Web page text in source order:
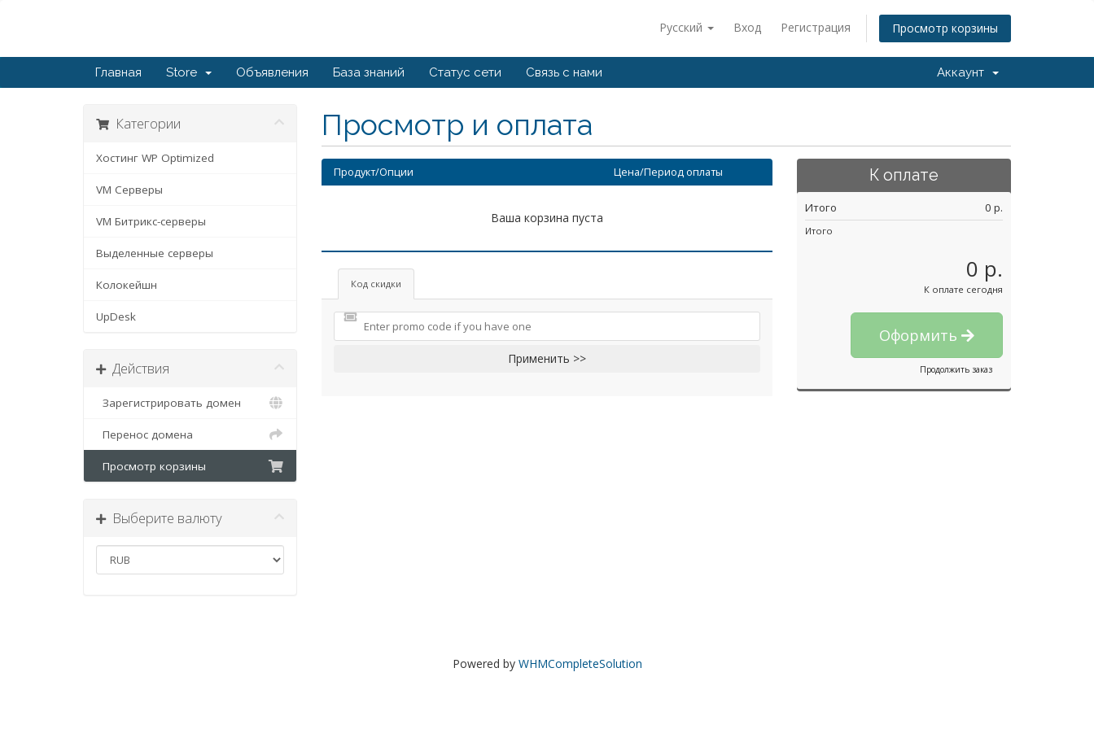
Русский Вход Регистрация Просмотр корзины
Главная Store Объявления База знаний Статус сети Связь с нами Аккаунт
Просмотр и оплата
Категории
Хостинг WP Optimized
VM Серверы
VM Битрикс-серверы
Выделенные серверы
Колокейшн
UpDesk
Действия
Зарегистрировать домен
Перенос домена
Просмотр корзины
Выберите валюту
Продукт/Опции Цена/Период оплаты
Ваша корзина пуста
Код скидки
Применить >>
К оплате
Итого 0 p.
Итого
0 p.
К оплате сегодня
Оформить
Продолжить заказ
Powered by WHMCompleteSolution